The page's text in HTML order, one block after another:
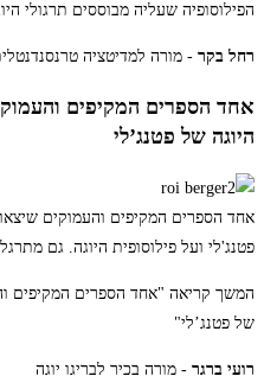
הפילוסופיה שעליה מבוססים תרגולי
רחל בקר- מורה למדיטציה
אחד הספרים המקיפים
היוגה של פטנג’לי
אחד הספרים המקיפים והעמוקים
פטנג'לי ועל פילוסופית היוגה. גם
המשך קריאה"אחד הספרים המקיפים
של פטנג’לי"
רועי ברגר- מורה בכיר לבריגו יוגה